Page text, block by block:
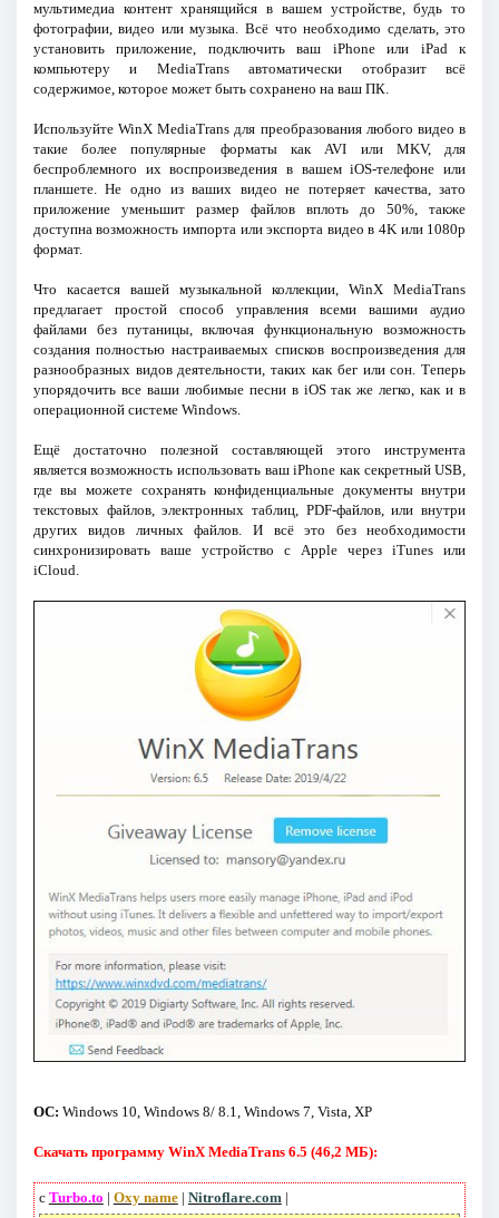
мультимедиа контент хранящийся в вашем устройстве, будь то
фотографии, видео или музыка. Всё что необходимо сделать, это
установить приложение, подключить ваш iPhone или iPad к
компьютеру и MediaTrans автоматически отобразит всё
содержимое, которое может быть сохранено на ваш ПК.
Используйте WinX MediaTrans для преобразования любого видео в
такие более популярные форматы как AVI или MKV, для
беспроблемного их воспроизведения в вашем iOS-телефоне или
планшете. Не одно из ваших видео не потеряет качества, зато
приложение уменьшит размер файлов вплоть до 50%, также
доступна возможность импорта или экспорта видео в 4K или 1080p
формат.
Что касается вашей музыкальной коллекции, WinX MediaTrans
предлагает простой способ управления всеми вашими аудио
файлами без путаницы, включая функциональную возможность
создания полностью настраиваемых списков воспроизведения для
разнообразных видов деятельности, таких как бег или сон. Теперь
упорядочить все ваши любимые песни в iOS так же легко, как и в
операционной системе Windows.
Ещё достаточно полезной составляющей этого инструмента
является возможность использовать ваш iPhone как секретный USB,
где вы можете сохранять конфиденциальные документы внутри
текстовых файлов, электронных таблиц, PDF-файлов, или внутри
других видов личных файлов. И всё это без необходимости
синхронизировать ваше устройство с Apple через iTunes или
iCloud.
ОС: Windows 10, Windows 8/ 8.1, Windows 7, Vista, XP
Скачать программу WinX MediaTrans 6.5 (46,2 МБ):
с Turbo.to | Oxy name| Nitroflare.com |